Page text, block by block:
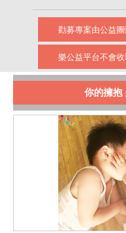
勸募專案由公益
樂公益平台不會
你的擁抱